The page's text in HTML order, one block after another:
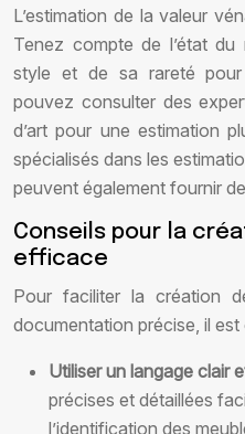
L’estimation de la valeur
Tenez compte de l’état
style et de sa rareté pour
pouvez consulter des
d’art pour une estimation
spécialisés dans les
peuvent également fournir
Conseils pour la
efficace
Pour faciliter la création
documentation précise, il est
Utiliser un langage clair
précises et détaillées
l’identification des